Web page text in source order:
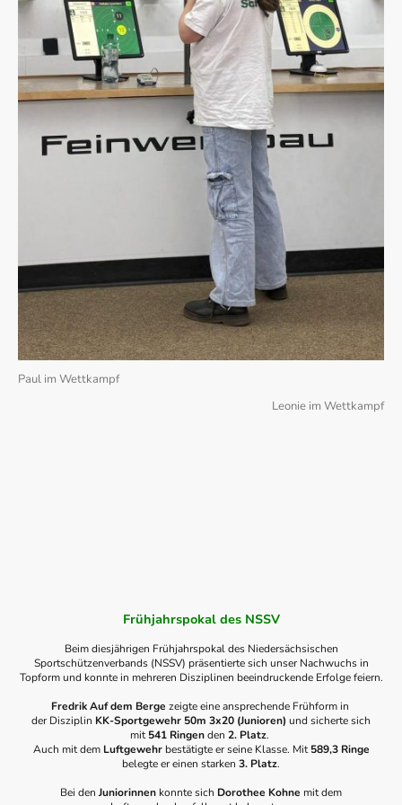
Paul im Wettkampf
Leonie im Wettkampf
Frühjahrspokal des NSSV
Beim diesjährigen Frühjahrspokal des Niedersächsischen
Sportschützenverbands (NSSV) präsentierte sich unser Nachwuchs in
Topform und konnte in mehreren Disziplinen beeindruckende Erfolge feiern.
Fredrik Auf dem Berge zeigte eine ansprechende Frühform in
der Disziplin KK-Sportgewehr 50m 3x20 (Junioren) und sicherte sich
mit541 Ringenden 2. Platz.
Auch mit dem Luftgewehrbestätigte er seine Klasse. Mit589,3 Ringe
belegte er einen starken 3. Platz.
Bei den Juniorinnen konnte sich Dorothee Kohne mit dem